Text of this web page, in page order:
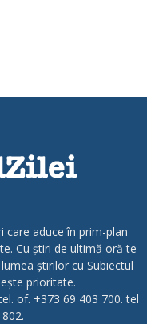
care aduce în prim-plan
Cu știri de ultimă oră te
știrilor cu Subiectul
prioritate.
of. +373 69 403 700. tel